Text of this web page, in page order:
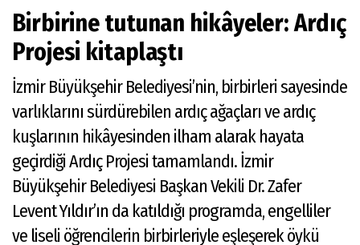
Birbirine tutunan hikâyeler: Ardıç
Projesi kitaplaştı
İzmir Büyükşehir Belediyesi’nin, birbirleri sayesinde
varlıklarını sürdürebilen ardıç ağaçları ve ardıç
kuşlarının hikâyesinden ilham alarak hayata
geçirdiği Ardıç Projesi tamamlandı. İzmir
Büyükşehir Belediyesi Başkan Vekili Dr. Zafer
Levent Yıldır’ın da katıldığı programda, engelliler
ve liseli öğrencilerin birbirleriyle eşleşerek öykü